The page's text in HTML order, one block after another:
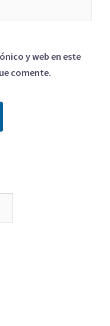
y web en este
comente.